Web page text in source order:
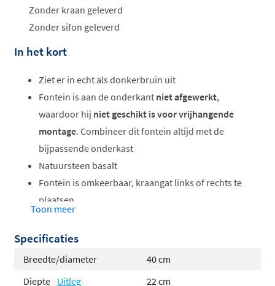
Zonder kraan geleverd
Zonder sifon geleverd
In het kort
Ziet er in echt als donkerbruin uit
Fontein is aan de onderkant niet afgewerkt,
waardoor hij niet geschikt is voor vrijhangende
montage. Combineer dit fontein altijd met de
bijpassende onderkast
Natuursteen basalt
Fontein is omkeerbaar, kraangat links of rechts te
plaatsen
Toon meer
Specificaties
Breedte/diameter
40 cm
Diepte Uitleg
22 cm